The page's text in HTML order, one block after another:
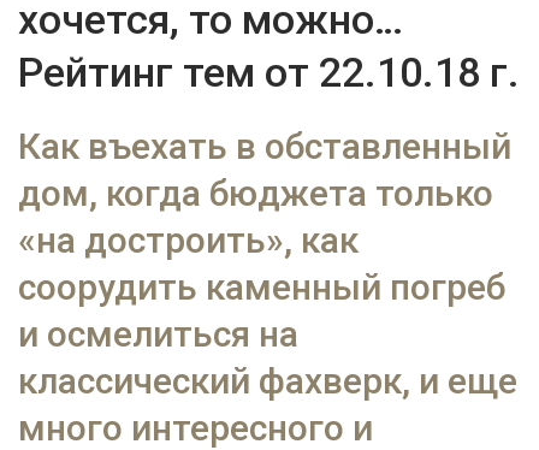
хочется, то можно…
Рейтинг тем от 22.10.18 г.
Как въехать в обставленный
дом, когда бюджета только
«на достроить», как
соорудить каменный погреб
и осмелиться на
классический фахверк, и еще
много интересного и